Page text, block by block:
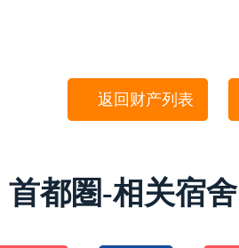
返回财产列表
首都圏-相关宿舍